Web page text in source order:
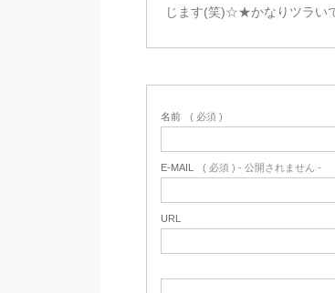
じます(笑)☆★かなりツラい
名前 ( 必須 )
E-MAIL ( 必須 ) - 公開されません -
URL